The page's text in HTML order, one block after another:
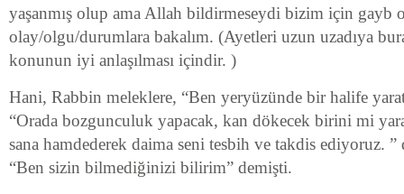
yaşanmış olup ama Allah bildirmeseydi bizim için gayb
olay/olgu/durumlara bakalım. (Ayetleri uzun uzadıya
konunun iyi anlaşılması içindir. )
Hani, Rabbin meleklere, “Ben yeryüzünde bir halife
“Orada bozgunculuk yapacak, kan dökecek birini mi
sana hamdederek daima seni tesbih ve takdis ediyoruz.
“Ben sizin bilmediğinizi bilirim” demişti.